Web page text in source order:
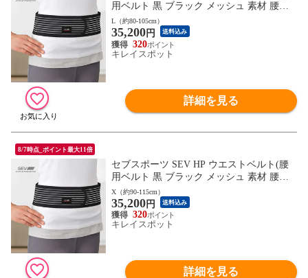
用ベルト 黒 ブラック メッシュ 素材 腰ベ
ルト 腰サポーター 腰 サポーター) ※1枚目
の画像は代表イメージのため色・柄が異な
る場合がございます。2枚目以降の画像で
ご希望の色・柄をご確認下さい。
L（約80-105cm）
35,200円 送料込み
320
キレイスポット
詳細を見る
8/7時点_ポイント最大11倍
セブスポーツ SEV HP ウエストベルト(腰
用ベルト 黒 ブラック メッシュ 素材 腰ベ
ルト 腰サポーター 腰 サポーター) ※1枚目
の画像は代表イメージのため色・柄が異な
る場合がございます。2枚目以降の画像で
ご希望の色・柄をご確認下さい。
X（約90-115cm）
35,200円 送料込み
320
キレイスポット
詳細を見る